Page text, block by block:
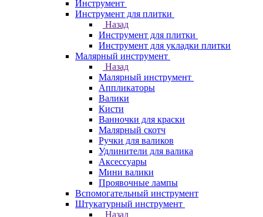
Инструмент
Инструмент для плитки
Назад
Инструмент для плитки
Инструмент для укладки плитки
Малярный инструмент
Назад
Малярный инструмент
Аппликаторы
Валики
Кисти
Ванночки для краски
Малярный скотч
Ручки для валиков
Удлинители для валика
Аксессуары
Мини валики
Проявочные лампы
Вспомогательный инструмент
Штукатурный инструмент
Назад